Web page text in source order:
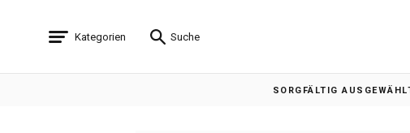
Kategorien Suche
SORGFÄLTIG